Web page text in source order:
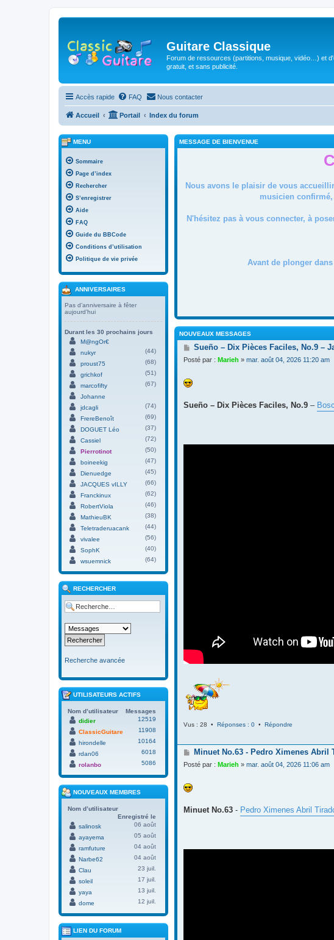
Guitare Classique
Forum de ressources (partitions, musique, vidéo…) et
gratuit, et sans publicité.
Accès rapide FAQ Nous contacter
Accueil Portail Index du forum
MESSAGE DE BIENVENUE
Nous avons le plaisir de vous
musicien
N'hésitez pas à vous connecter, à
Avant de plonger
NOUVEAUX MESSAGES
M
s
a
g
Sueño – Dix Pièces Faciles, No.9 –
Posté par : Marieh » mar. août 04, 2026 11:20 am
Sueño – Dix Pièces Faciles, No.9 –
Vus : 28 • Réponses : 0 • Répondre
M
s
a
g
Minuet No.63 - Pedro Ximenes Abril
Posté par : Marieh » mar. août 04, 2026 11:06 am
Minuet No.63 - Pedro Ximenes Abril
MENU
Sommaire
Page d’index
Rechercher
S’enregistrer
Aide
FAQ
Guide du BBCode
Conditions d’utilisation
Politique de vie privée
ANNIVERSAIRES
Pas d’anniversaire à fêter
aujourd’hui
Durant les 30 prochains jours
M@ngOr€
nukyr
(44)
proust75
(68)
grichkof
(51)
marcofifty
(67)
Johanne
jdcagli
(74)
FrereBenoît
(69)
DOGUET Léo
(37)
Cassiel
(72)
Pierrotinot
(50)
boineekig
(47)
Dienuedge
(45)
JACQUES vILLY
(66)
Franckinux
(62)
RobertViola
(46)
MathieuBK
(38)
Teletraderuacank
(44)
vivalee
(56)
SophK
(40)
wsuemnick
(64)
RECHERCHER
Recherche avancée
UTILISATEURS ACTIFS
Nom d’utilisateur
Messages
didier
12519
ClassicGuitare
11908
hirondelle
10164
rdan06
6018
rolanbo
5086
NOUVEAUX MEMBRES
Nom d’utilisateur
Enregistré le
salinosk
06 août
ayayema
05 août
ramfuture
04 août
Narbe62
04 août
Clau
23 juil.
soleil
17 juil.
yaya
13 juil.
dome
12 juil.
LIEN DU FORUM